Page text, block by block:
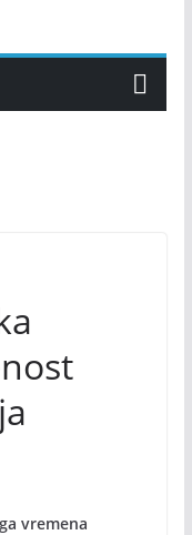
vremena